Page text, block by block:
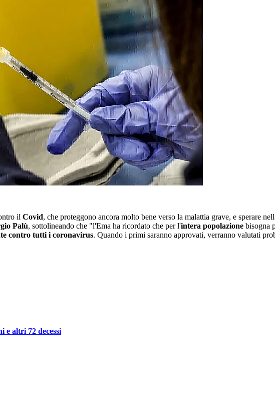
il Covid, che proteggono ancora molto bene verso la malattia grave, e sperare
Palù, sottolineando che "l'Ema ha ricordato che per l'intera popolazione bisogna
contro tutti i coronavirus. Quando i primi saranno approvati, verranno valutati
e altri 72 decessi